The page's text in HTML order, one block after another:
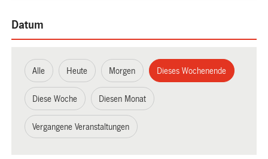
Datum
Alle Heute Morgen Dieses Wochenende
Diese Woche Diesen Monat
Vergangene Veranstaltungen